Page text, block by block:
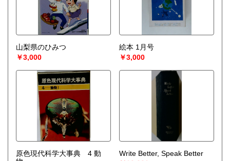
山梨県のひみつ
￥3,000
絵本 1月号
￥3,000
原色現代科学大事典 4 動
Write Better, Speak Better